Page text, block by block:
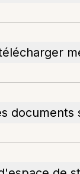
documents